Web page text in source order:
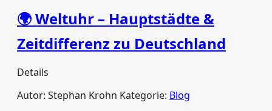
🌍 Weltuhr – Hauptstädte &
Zeitdifferenz zu Deutschland
Details
Autor: Stephan Krohn Kategorie: Blog